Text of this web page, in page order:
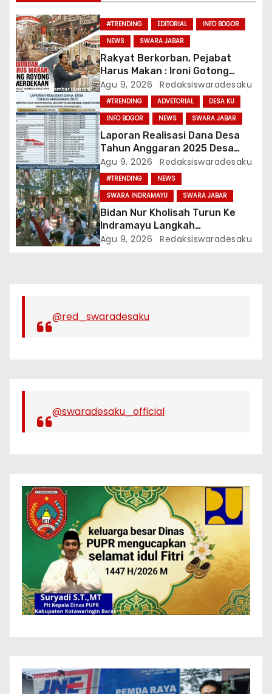
p
o
s
#TRENDING EDITORIAL
INFO BOGOR
NEWS
SWARA JABAR
Rakyat Berkorban, Pejabat
Harus Makan : Ironi Gotong
Royong Di Hari Kemerdekaan
Agu 9, 2026 Redaksiswaradesaku
#TRENDING ADVETORIAL
DESA KU
INFO BOGOR
NEWS SWARA JABAR
Laporan Realisasi Dana Desa
Tahun Anggaran 2025 Desa
Rawa Panjang, Kecamatan
Bojonggede, Kabupaten Bogor
Agu 9, 2026 Redaksiswaradesaku
#TRENDING
NEWS
SWARA INDRAMAYU
SWARA JABAR
Bidan Nur Kholisah Turun Ke
Indramayu Langkah
Menumbuhkan Rasa Peduli
Agu 9, 2026 Redaksiswaradesaku
@red_swaradesaku
@swaradesaku_official